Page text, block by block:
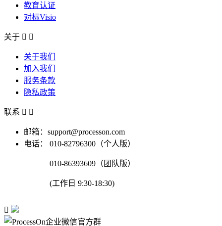
教育认证
对标Visio
关于  
关于我们
加入我们
服务条款
隐私政策
联系  
邮箱：support@processon.com
电话：
010-82796300（个人版）
010-86393609（团队版）
(工作日 9:30-18:30)
